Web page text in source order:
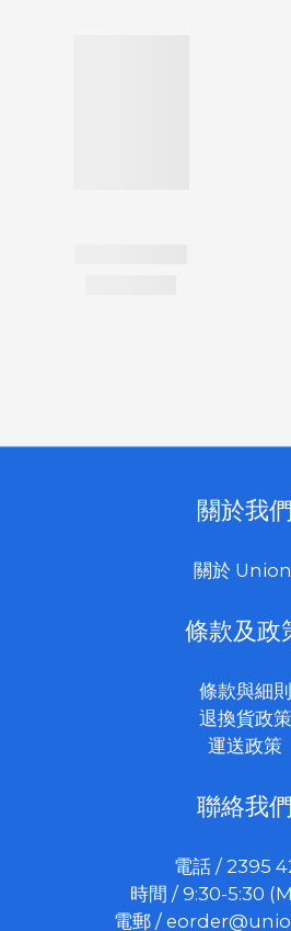
關於我們
關於 Union
條款及政
條款與細則
退換貨政策
運送政策
聯絡我們
電話 / 2395
時間 / 9:30-5:30
電郵 /